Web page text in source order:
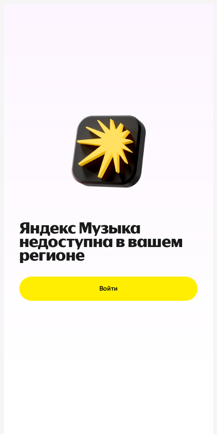
Яндекс Музыка
недоступна в вашем
регионе
Войти